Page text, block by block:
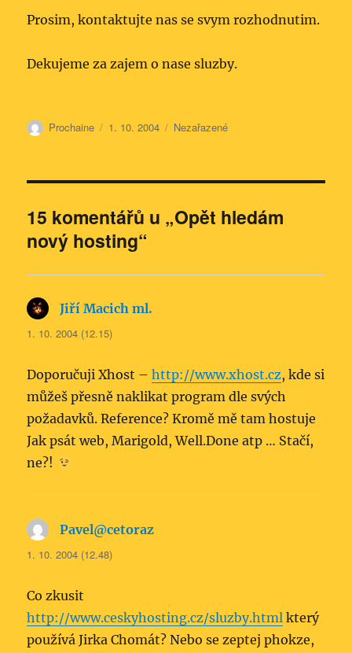
Prosim, kontaktujte nas se svym rozhodnutim.
Dekujeme za zajem o nase sluzby.
Autor:
Prochaine Publikováno:
1. 10. 2004 Rubriky:
Nezařazené
15 komentářů u „Opět hledám
nový hosting“
Jiří Macich ml.
1. 10. 2004 (12.15)
Doporučuji Xhost –http://www.xhost.cz, kde si
můžeš přesně naklikat program dle svých
požadavků. Reference? Kromě mě tam hostuje
Jak psát web, Marigold, Well.Done atp … Stačí,
ne?!
Pavel@cetoraz
1. 10. 2004 (12.48)
Co zkusit
http://www.ceskyhosting.cz/sluzby.html který
používá Jirka Chomát? Nebo se zeptej phokze,